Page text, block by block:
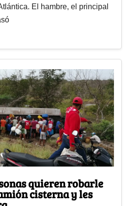
El hambre, el principal
quieren robarle
cisterna y les